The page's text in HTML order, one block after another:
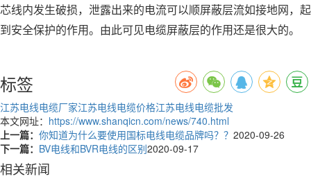
芯线内发生破损，泄露出来的电流可以顺屏蔽层流如接地网，起
到安全保护的作用。由此可见电缆屏蔽层的作用还是很大的。
标签
江苏电线电缆厂家江苏电线电缆价格江苏电线电缆批发
本文网址： https://www.shanqicn.com/news/740.html
上一篇： 你知道为什么要使用国标电线电缆品牌吗？？ 2020-09-26
下一篇： BV电线和BVR电线的区别2020-09-17
相关新闻